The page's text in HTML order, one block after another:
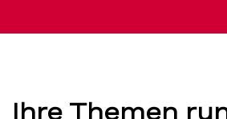
Ihre Themen